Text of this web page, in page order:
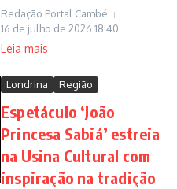
Redação Portal Cambé
16 de julho de 2026 18:40
Leia mais
Londrina Região
Espetáculo ‘João
Princesa Sabiá’ estreia
na Usina Cultural com
inspiração na tradição